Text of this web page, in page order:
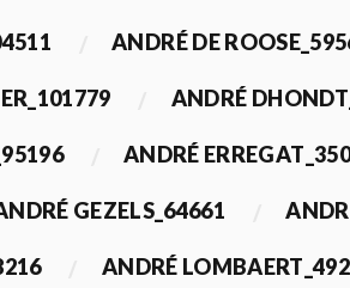
ANDRÉ DE
ANDRÉ
ANDRÉ
GEZELS_64661
ANDRÉ